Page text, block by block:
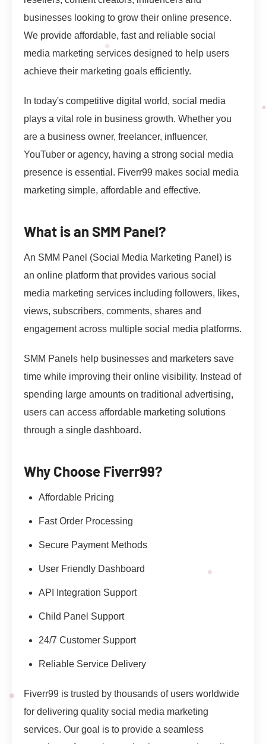
businesses looking to grow their online presence.
We provide affordable, fast and reliable social
media marketing services designed to help users
achieve their marketing goals efficiently.
In today's competitive digital world, social media
plays a vital role in business growth. Whether you
are a business owner, freelancer, influencer,
YouTuber or agency, having a strong social media
presence is essential. Fiverr99 makes social media
marketing simple, affordable and effective.
What is an SMM Panel?
An SMM Panel (Social Media Marketing Panel) is
an online platform that provides various social
media marketing services including followers, likes,
views, subscribers, comments, shares and
engagement across multiple social media platforms.
SMM Panels help businesses and marketers save
time while improving their online visibility. Instead of
spending large amounts on traditional advertising,
users can access affordable marketing solutions
through a single dashboard.
Why Choose Fiverr99?
Affordable Pricing
Fast Order Processing
Secure Payment Methods
User Friendly Dashboard
API Integration Support
Child Panel Support
24/7 Customer Support
Reliable Service Delivery
Fiverr99 is trusted by thousands of users worldwide
for delivering quality social media marketing
services. Our goal is to provide a seamless